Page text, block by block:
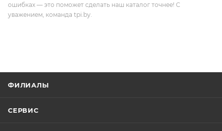
ошибках — это поможет сделать наш каталог точнее! С
уважением, команда tpi.by.
ФИЛИАЛЫ
СЕРВИС